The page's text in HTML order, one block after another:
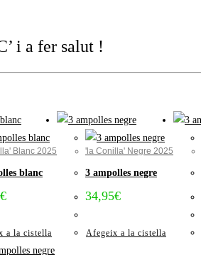
i a fer salut !
Blanc 2025
blanc
€
a la cistella
'la Conilla' Negre 2025
3 ampolles negre
34,95€
Afegeix a la cistella